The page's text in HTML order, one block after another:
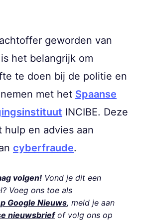
geworden van
het belangrijk om
te doen bij de politie en
met het Spaanse
INCIBE. Deze
hulp en advies aan
cyberfraude.
volgen! Vond je dit een
Voeg ons toe als
Google Nieuws, meld je aan
nieuwsbriefof volg ons op